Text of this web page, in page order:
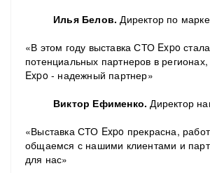
Илья Белов. Директор по
«В этом году выставка СТО Expo
потенциальных партнеров в
Expo - надежный партнер»
Виктор Ефименко. Директор
«Выставка СТО Expo прекрасна,
общаемся с нашими клиентами и
для нас»